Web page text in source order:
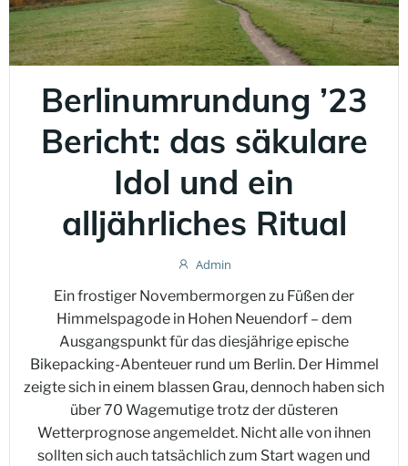
Berlinumrundung ’23
Bericht: das säkulare
Idol und ein
alljährliches Ritual
Admin
Ein frostiger Novembermorgen zu Füßen der
Himmelspagode in Hohen Neuendorf – dem
Ausgangspunkt für das diesjährige epische
Bikepacking-Abenteuer rund um Berlin. Der Himmel
zeigte sich in einem blassen Grau, dennoch haben sich
über 70 Wagemutige trotz der düsteren
Wetterprognose angemeldet. Nicht alle von ihnen
sollten sich auch tatsächlich zum Start wagen und